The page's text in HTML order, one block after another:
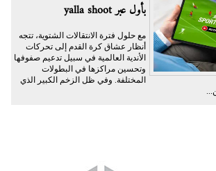
بأول عبر yalla shoot
مع حلول فترة الانتقالات الشتوية، تتجه
أنظار عشاق كرة القدم إلى تحركات
الأندية العالمية في سبيل تدعيم صفوفها
وتحسين مراكزها في البطولات
المختلفة. وفي ظل الزخم الكبير الذي